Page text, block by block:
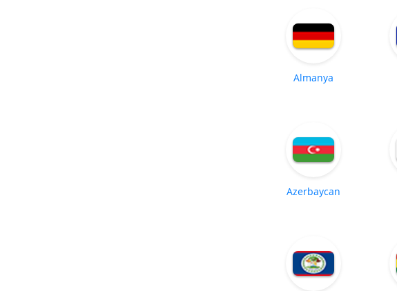
Almanya
Azerbaycan